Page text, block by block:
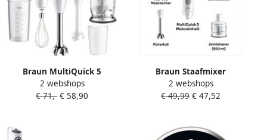
Braun MultiQuick 5
MQ50.220M Staafmixer
Geschikt voor babyhapjes
2 webshops
€ 71,- € 58,90
Braun Staafmixer
MultiQuick 5 MQ 50236 M
1000 W 21 snelheden garde
vaatwasmachinebestendig
2 webshops
€ 49,99 € 47,52